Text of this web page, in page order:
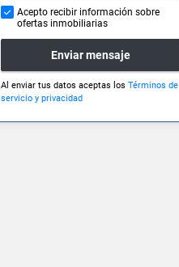
Acepto recibir información sobre
ofertas inmobiliarias
Enviar mensaje
Al enviar tus datos aceptas los Términos de
servicio y privacidad